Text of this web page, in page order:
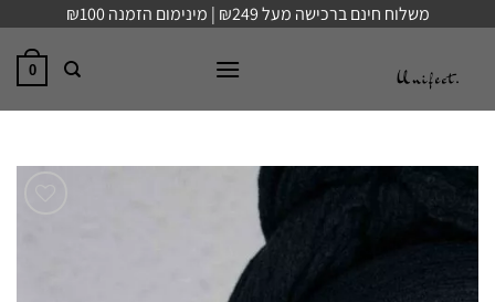
content
משלוח חינם ברכישה מעל ₪249 | מינימום הזמנה ₪100
0